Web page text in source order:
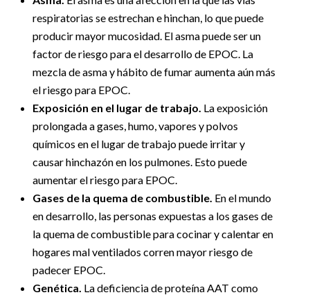
respiratorias se estrechan e hinchan, lo que puede
producir mayor mucosidad. El asma puede ser un
factor de riesgo para el desarrollo de EPOC. La
mezcla de asma y hábito de fumar aumenta aún más
el riesgo para EPOC.
Exposición en el lugar de trabajo. La exposición
prolongada a gases, humo, vapores y polvos
químicos en el lugar de trabajo puede irritar y
causar hinchazón en los pulmones. Esto puede
aumentar el riesgo para EPOC.
Gases de la quema de combustible. En el mundo
en desarrollo, las personas expuestas a los gases de
la quema de combustible para cocinar y calentar en
hogares mal ventilados corren mayor riesgo de
padecer EPOC.
Genética. La deficiencia de proteína AAT como